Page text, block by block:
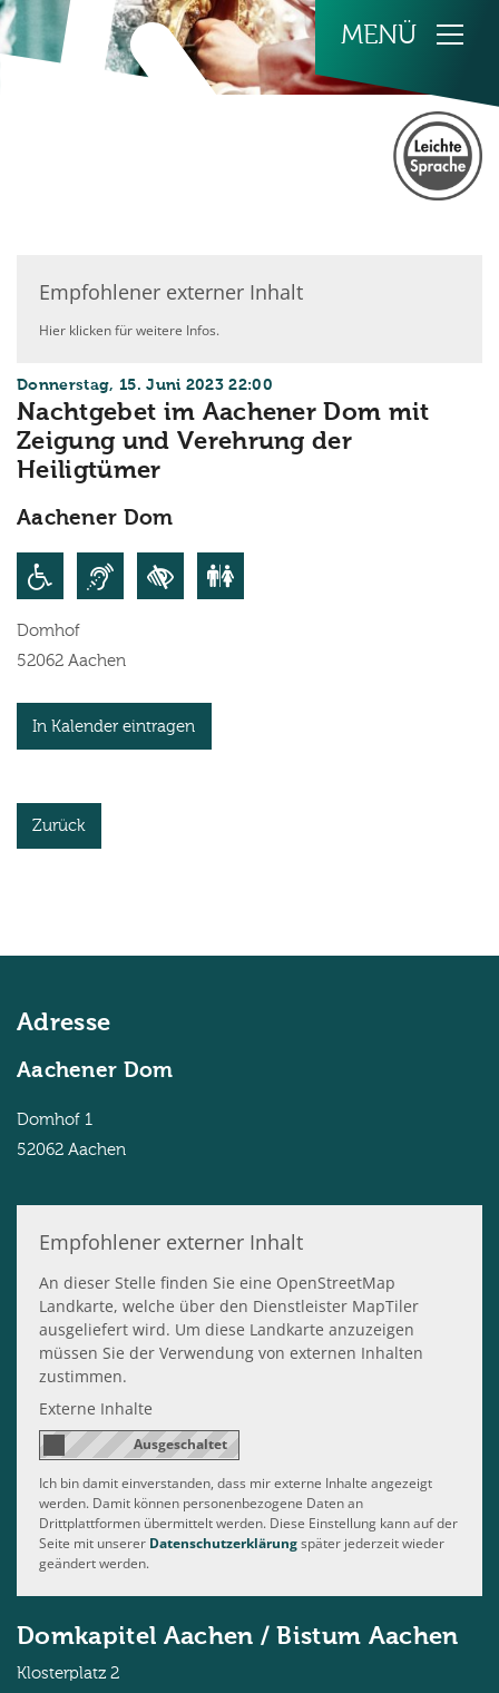
Zum Inhalt springen
Empfohlener externer Inhalt
Hier klicken für weitere Infos.
Donnerstag, 15. Juni 2023 22:00
Nachtgebet im Aachener Dom mit
Zeigung und Verehrung der
Heiligtümer
Aachener Dom
Domhof
52062 Aachen
In Kalender eintragen
Zurück
Adresse
Aachener Dom
Domhof 1
52062 Aachen
Empfohlener externer Inhalt
An dieser Stelle finden Sie eine OpenStreetMap
Landkarte, welche über den Dienstleister MapTiler
ausgeliefert wird. Um diese Landkarte anzuzeigen
müssen Sie der Verwendung von externen Inhalten
zustimmen.
Externe Inhalte
Ich bin damit einverstanden, dass mir externe Inhalte angezeigt
werden. Damit können personenbezogene Daten an
Drittplattformen übermittelt werden. Diese Einstellung kann auf der
Seite mit unserer Datenschutzerklärungspäter jederzeit wieder
geändert werden.
Domkapitel Aachen / Bistum Aachen
Klosterplatz 2